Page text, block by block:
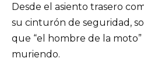
Desde el asiento trasero
su cinturón de seguridad,
que “el hombre de la moto”
muriendo.